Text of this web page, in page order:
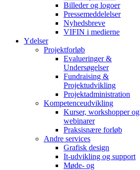
Billeder og logoer
Pressemeddelelser
Nyhedsbreve
VIFIN i medierne
Ydelser
Projektforløb
Evalueringer &
Undersøgelser
Fundraising &
Projektudvikling
Projektadministration
Kompetenceudvikling
Kurser, workshopper og
webinarer
Praksisnære forløb
Andre services
Grafisk design
It-udvikling og support
Møde- og